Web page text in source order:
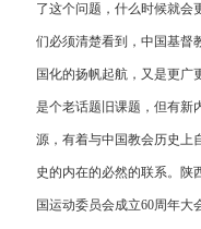
了这个问题，什么时候就会
们必须清楚看到，中国基督
国化的扬帆起航，又是更广
是个老话题旧课题，但有新
源，有着与中国教会历史上
史的内在的必然的联系。陕
国运动委员会成立60周年